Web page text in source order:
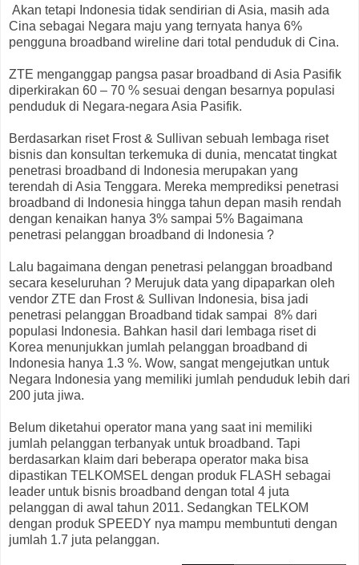
Akan tetapi Indonesia tidak sendirian di Asia, masih ada
Cina sebagai Negara maju yang ternyata hanya 6%
pengguna broadband wireline dari total penduduk di Cina.
ZTE menganggap pangsa pasar broadband di Asia Pasifik
diperkirakan 60 – 70 % sesuai dengan besarnya populasi
penduduk di Negara-negara Asia Pasifik.
Berdasarkan riset Frost & Sullivan sebuah lembaga riset
bisnis dan konsultan terkemuka di dunia, mencatat tingkat
penetrasi broadband di Indonesia merupakan yang
terendah di Asia Tenggara. Mereka memprediksi penetrasi
broadband di Indonesia hingga tahun depan masih rendah
dengan kenaikan hanya 3% sampai 5% Bagaimana
penetrasi pelanggan broadband di Indonesia ?
Lalu bagaimana dengan penetrasi pelanggan broadband
secara keseluruhan ? Merujuk data yang dipaparkan oleh
vendor ZTE dan Frost & Sullivan Indonesia, bisa jadi
penetrasi pelanggan Broadband tidak sampai 8% dari
populasi Indonesia. Bahkan hasil dari lembaga riset di
Korea menunjukkan jumlah pelanggan broadband di
Indonesia hanya 1.3 %. Wow, sangat mengejutkan untuk
Negara Indonesia yang memiliki jumlah penduduk lebih dari
200 juta jiwa.
Belum diketahui operator mana yang saat ini memiliki
jumlah pelanggan terbanyak untuk broadband. Tapi
berdasarkan klaim dari beberapa operator maka bisa
dipastikan TELKOMSEL dengan produk FLASH sebagai
leader untuk bisnis broadband dengan total 4 juta
pelanggan di awal tahun 2011. Sedangkan TELKOM
dengan produk SPEEDY nya mampu membuntuti dengan
jumlah 1.7 juta pelanggan.